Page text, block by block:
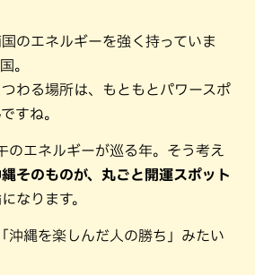
のエネルギーを強く持っていま
。
わる場所は、もともとパワースポ
すね。
のエネルギーが巡る年。そう考え
そのものが、丸ごと開運スポット
なります。
沖縄を楽しんだ人の勝ち」みたい